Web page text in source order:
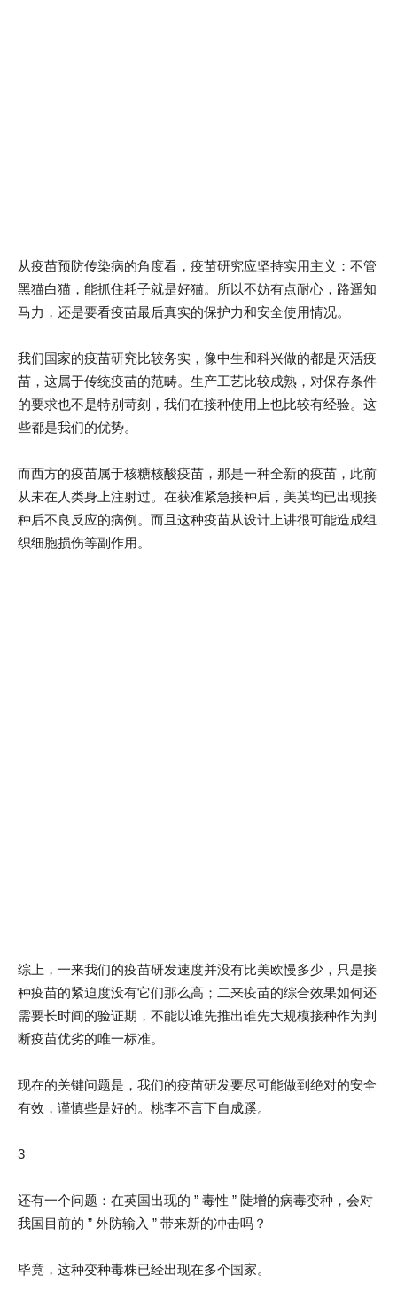
从疫苗预防传染病的角度看，疫苗研究应坚持实用主义：不管
黑猫白猫，能抓住耗子就是好猫。所以不妨有点耐心，路遥知
马力，还是要看疫苗最后真实的保护力和安全使用情况。
我们国家的疫苗研究比较务实，像中生和科兴做的都是灭活疫
苗，这属于传统疫苗的范畴。生产工艺比较成熟，对保存条件
的要求也不是特别苛刻，我们在接种使用上也比较有经验。这
些都是我们的优势。
而西方的疫苗属于核糖核酸疫苗，那是一种全新的疫苗，此前
从未在人类身上注射过。在获准紧急接种后，美英均已出现接
种后不良反应的病例。而且这种疫苗从设计上讲很可能造成组
织细胞损伤等副作用。
综上，一来我们的疫苗研发速度并没有比美欧慢多少，只是接
种疫苗的紧迫度没有它们那么高；二来疫苗的综合效果如何还
需要长时间的验证期，不能以谁先推出谁先大规模接种作为判
断疫苗优劣的唯一标准。
现在的关键问题是，我们的疫苗研发要尽可能做到绝对的安全
有效，谨慎些是好的。桃李不言下自成蹊。
3
还有一个问题：在英国出现的 ” 毒性 ” 陡增的病毒变种，会对
我国目前的 ” 外防输入 ” 带来新的冲击吗？
毕竟，这种变种毒株已经出现在多个国家。